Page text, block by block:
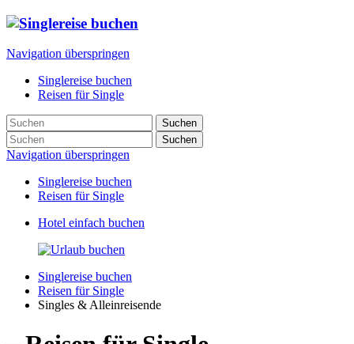
Navigation überspringen
Singlereise buchen
Reisen für Single
Suchen
Suchen
Navigation überspringen
Singlereise buchen
Reisen für Single
Hotel einfach buchen
Singlereise buchen
Reisen für Single
Singles & Alleinreisende